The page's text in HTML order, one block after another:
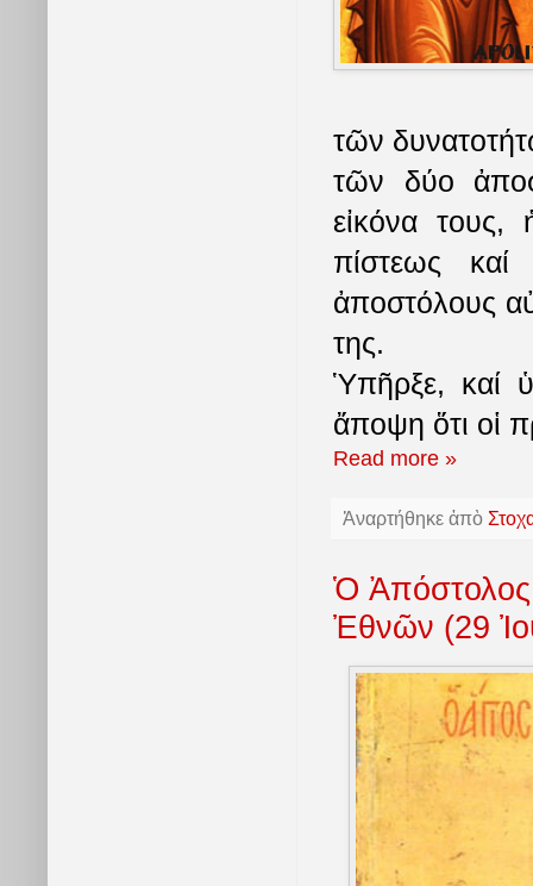
τῶν
τῶν δύο
εἰκόνα τους,
πίστεως
ἀποστόλους
της.
Ὑπῆρξε, καί
ἄποψη ὅτι οἱ
Read more »
Ἀναρτήθηκε ἀπὸ
Ὁ
Ἐθνῶν (29